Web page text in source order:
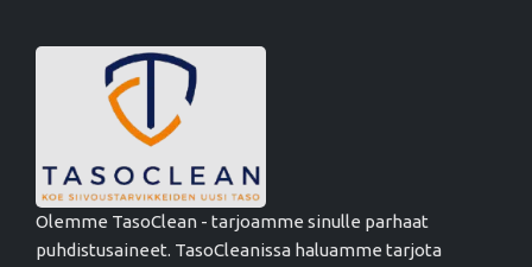
Olemme TasoClean - tarjoamme sinulle parhaat
puhdistusaineet. TasoCleanissa haluamme tarjota